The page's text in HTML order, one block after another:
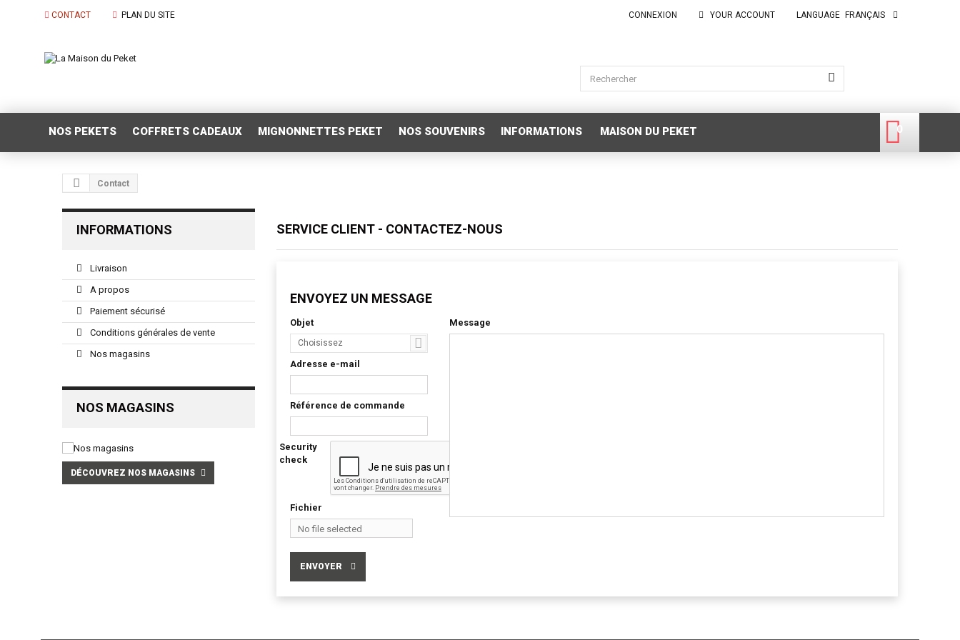
CONTACT PLAN DU SITE LANGUAGE FRANÇAIS
YOUR ACCOUNT
CONNEXION
0
NOS PEKETS COFFRETS CADEAUX MIGNONNETTES PEKET NOS SOUVENIRS INFORMATIONS MAISON DU PEKET
Contact
INFORMATIONS
Livraison
A propos
Paiement sécurisé
Conditions générales de vente
Nos magasins
NOS MAGASINS
DÉCOUVREZ NOS MAGASINS
SERVICE CLIENT - CONTACTEZ-NOUS
ENVOYEZ UN MESSAGE
Objet
Choisissez
Adresse e-mail
Référence de commande
Security
check
Fichier
No file selected
Message
ENVOYER